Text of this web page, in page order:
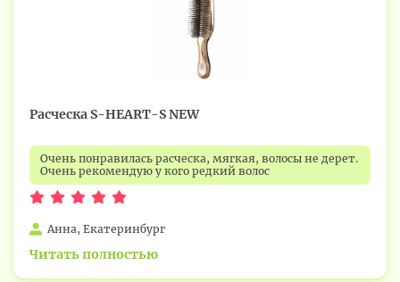
Расческа S-HEART-S NEW
Очень понравилась расческа, мягкая, волосы не дерет.
Очень рекомендую у кого редкий волос
Анна, Екатеринбург
Читать полностью